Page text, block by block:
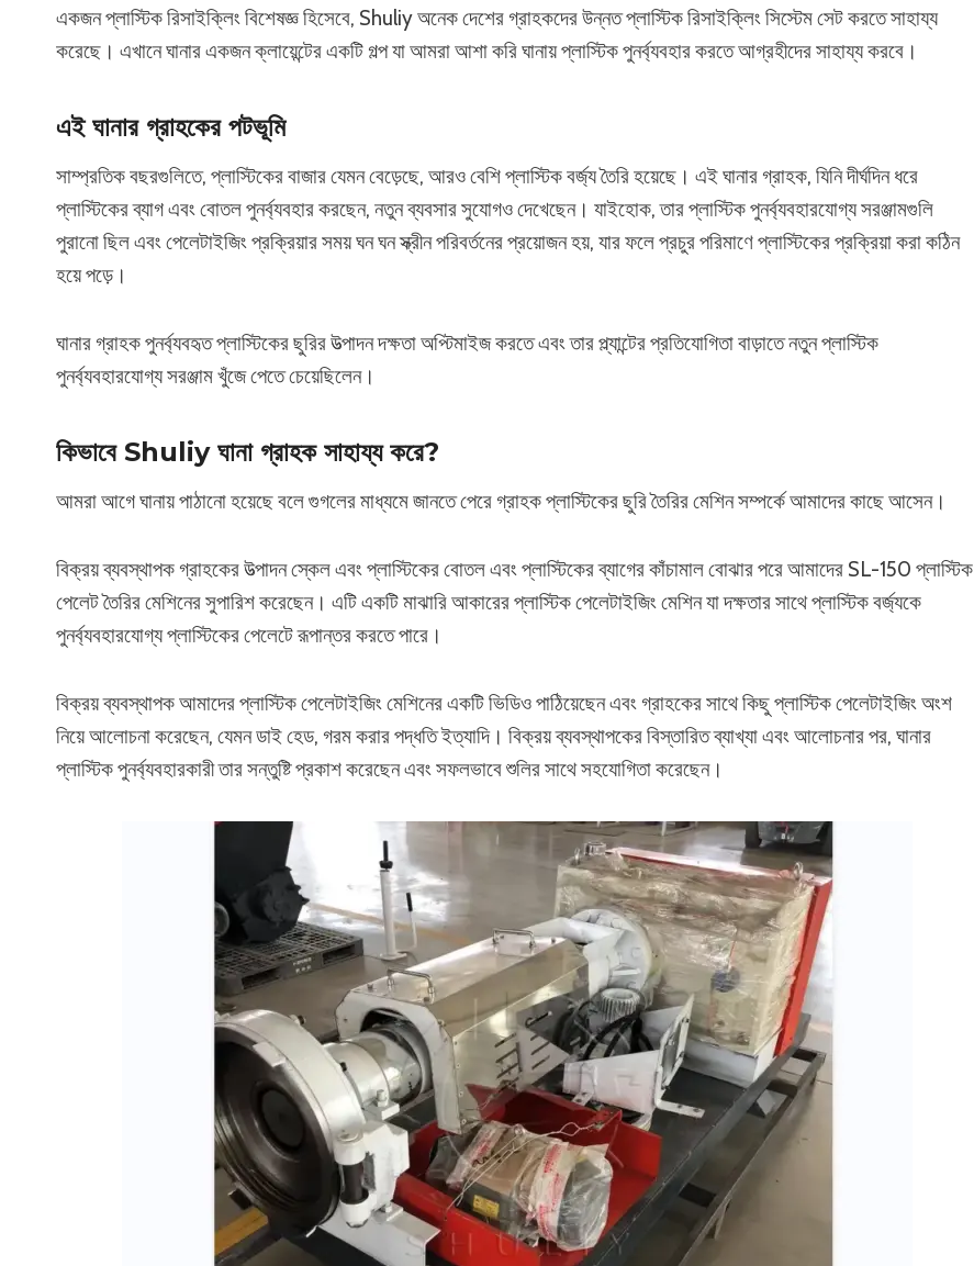
একজন প্লাস্টিক রিসাইক্লিং বিশেষজ্ঞ হিসেবে, Shuliy অনেক দেশের গ্রাহকদের উন্নত প্লাস্টিক রিসাইক্লিং সিস্টেম সেট করতে সাহায্য
করেছে। এখানে ঘানার একজন ক্লায়েন্টের একটি গল্প যা আমরা আশা করি ঘানায় প্লাস্টিক পুনর্ব্যবহার করতে আগ্রহীদের সাহায্য করবে।
এই ঘানার গ্রাহকের পটভূমি
সাম্প্রতিক বছরগুলিতে, প্লাস্টিকের বাজার যেমন বেড়েছে, আরও বেশি প্লাস্টিক বর্জ্য তৈরি হয়েছে। এই ঘানার গ্রাহক, যিনি দীর্ঘদিন ধরে
প্লাস্টিকের ব্যাগ এবং বোতল পুনর্ব্যবহার করছেন, নতুন ব্যবসার সুযোগও দেখেছেন। যাইহোক, তার প্লাস্টিক পুনর্ব্যবহারযোগ্য সরঞ্জামগুলি
পুরানো ছিল এবং পেলেটাইজিং প্রক্রিয়ার সময় ঘন ঘন স্ক্রীন পরিবর্তনের প্রয়োজন হয়, যার ফলে প্রচুর পরিমাণে প্লাস্টিকের প্রক্রিয়া করা কঠিন
হয়ে পড়ে।
ঘানার গ্রাহক পুনর্ব্যবহৃত প্লাস্টিকের ছুরির উত্পাদন দক্ষতা অপ্টিমাইজ করতে এবং তার প্ল্যান্টের প্রতিযোগিতা বাড়াতে নতুন প্লাস্টিক
পুনর্ব্যবহারযোগ্য সরঞ্জাম খুঁজে পেতে চেয়েছিলেন।
কিভাবে Shuliy ঘানা গ্রাহক সাহায্য করে?
আমরা আগে ঘানায় পাঠানো হয়েছে বলে গুগলের মাধ্যমে জানতে পেরে গ্রাহক প্লাস্টিকের ছুরি তৈরির মেশিন সম্পর্কে আমাদের কাছে আসেন।
বিক্রয় ব্যবস্থাপক গ্রাহকের উত্পাদন স্কেল এবং প্লাস্টিকের বোতল এবং প্লাস্টিকের ব্যাগের কাঁচামাল বোঝার পরে আমাদের SL-150 প্লাস্টিক
পেলেট তৈরির মেশিনের সুপারিশ করেছেন। এটি একটি মাঝারি আকারের প্লাস্টিক পেলেটাইজিং মেশিন যা দক্ষতার সাথে প্লাস্টিক বর্জ্যকে
পুনর্ব্যবহারযোগ্য প্লাস্টিকের পেলেটে রূপান্তর করতে পারে।
বিক্রয় ব্যবস্থাপক আমাদের প্লাস্টিক পেলেটাইজিং মেশিনের একটি ভিডিও পাঠিয়েছেন এবং গ্রাহকের সাথে কিছু প্লাস্টিক পেলেটাইজিং অংশ
নিয়ে আলোচনা করেছেন, যেমন ডাই হেড, গরম করার পদ্ধতি ইত্যাদি। বিক্রয় ব্যবস্থাপকের বিস্তারিত ব্যাখ্যা এবং আলোচনার পর, ঘানার
প্লাস্টিক পুনর্ব্যবহারকারী তার সন্তুষ্টি প্রকাশ করেছেন এবং সফলভাবে শুলির সাথে সহযোগিতা করেছেন।